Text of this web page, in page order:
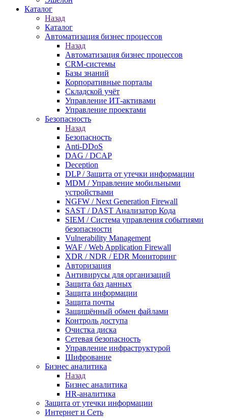
Каталог
Назад
Каталог
Автоматизация бизнес процессов
Назад
Автоматизация бизнес процессов
CRM-системы
Базы знаний
Корпоративные порталы
Складской учёт
Управление ИТ-активами
Управление проектами
Безопасность
Назад
Безопасность
Anti-DDoS
DAG / DCAP
Deception
DLP / Защита от утечки информации
MDM / Управление мобильными
устройствами
NGFW / Next Generation Firewall
SAST / DAST Анализатор Кода
SIEM / Система управления событиями
безопасности
Vulnerability Management
WAF / Web Application Firewall
XDR / NDR / EDR Мониторинг
Авторизация
Антивирусы для организаций
Защита баз данных
Защита информации
Защита почты
Защищённый обмен файлами
Контроль доступа
Очистка диска
Сетевая безопасность
Управление инфраструктурой
Шифрование
Бизнес аналитика
Назад
Бизнес аналитика
HR-аналитика
Защита от утечки информации
Интернет и Сеть